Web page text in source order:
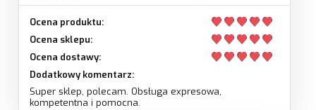
Ocena produktu:
Ocena sklepu:
Ocena dostawy:
Dodatkowy komentarz:
Super sklep, polecam. Obsługa expresowa,
kompetentna i pomocna.